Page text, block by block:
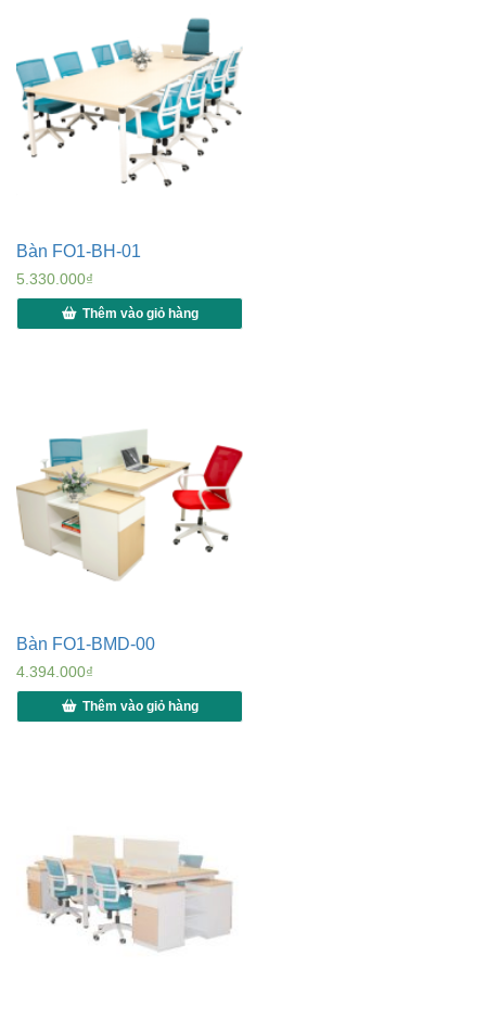
Bàn FO1-BH-01
5.330.000₫
Thêm vào giỏ hàng
Bàn FO1-BMD-00
4.394.000₫
Thêm vào giỏ hàng